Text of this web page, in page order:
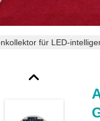
für LED-